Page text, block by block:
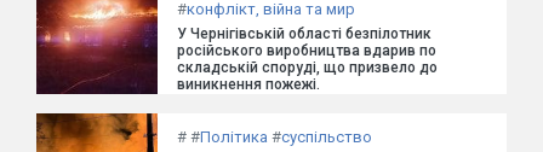
#конфлікт, війна та мир
У Чернігівській області безпілотник
російського виробництва вдарив по
складській споруді, що призвело до
виникнення пожежі.
# #Політика #суспільство